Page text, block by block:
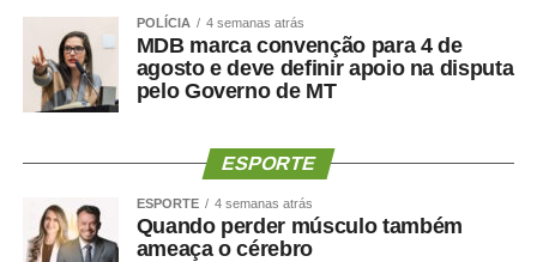
Esperanca.pdf
10-31-01-2025-CONVOCACAO-PEDAGOGO-
REGIONAL-CAMPO-EMEBC Profª Hilda
7-31-01-2025-CONVOCACAO-PEDAGOGO-
REGIONAL-CAMPO EMEBC NOSSA
SENHORA PENHA DE FRANCA.pdf
POLÍCIA 4 semanas atrás
MDB marca convenção para 4 de
agosto e deve definir apoio na disputa
pelo Governo de MT
ESPORTE
ESPORTE 4 semanas atrás
Quando perder músculo também
ameaça o cérebro